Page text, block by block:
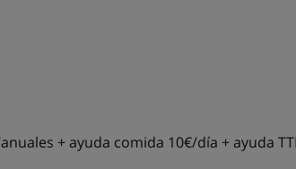
+ ayuda comida 10€/día + ayuda